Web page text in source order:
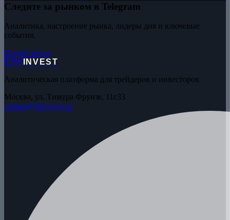
Следите за рынком в Telegram
Аналитика, настроение рынка, лидеры дня и ключевые
события.
Подписаться
ETP
INVEST
Аналитическая платформа для трейдеров и инвесторов
Москва, ул. Тимура Фрунзе, 11с33
contact@etpinvest.ru